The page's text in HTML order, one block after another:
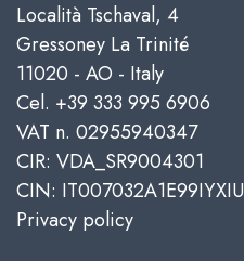
Località Tschaval, 4
Gressoney La Trinité
11020 - AO - Italy
Cel. +39 333 995 6906
VAT n. 02955940347
CIR: VDA_SR9004301
CIN: IT007032A1E99IYXIU
Privacy policy